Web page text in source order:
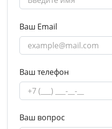
Ваш Email
Ваш телефон
Ваш вопрос